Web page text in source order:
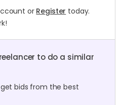
orRegister today.
to do a similar
bids from the best